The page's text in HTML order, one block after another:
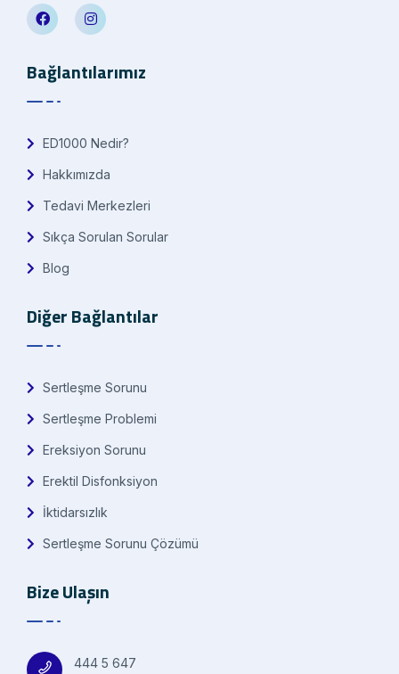
Bağlantılarımız
ED1000 Nedir?
Hakkımızda
Tedavi Merkezleri
Sıkça Sorulan Sorular
Blog
Diğer Bağlantılar
Sertleşme Sorunu
Sertleşme Problemi
Ereksiyon Sorunu
Erektil Disfonksiyon
İktidarsızlık
Sertleşme Sorunu Çözümü
Bize Ulaşın
444 5 647